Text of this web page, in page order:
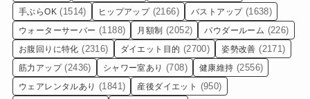
手ぶらOK (1514) ヒップアップ (2166) バストアップ (1638)
ウォーターサーバー (1188) 月額制 (2052) パウダールーム (226)
お腹回りに特化 (2316) ダイエット目的 (2700) 姿勢改善 (2171)
筋力アップ (2436) シャワー室あり (708) 健康維持 (2556)
ウェアレンタルあり (1841) 産後ダイエット (950)